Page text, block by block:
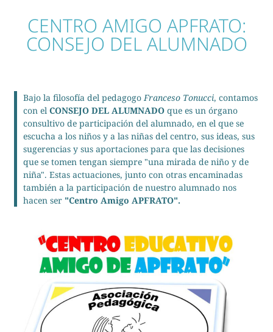
CENTRO AMIGO APFRATO:
CONSEJO DEL ALUMNADO
Bajo la filosofía del pedagogoFranceso Tonucci, contamos
con el CONSEJO DEL ALUMNADOque es un órgano
consultivo de participación del alumnado, en el que se
escucha a los niños y a las niñas del centro, sus ideas, sus
sugerencias y sus aportaciones para que las decisiones
que se tomen tengan siempre "una mirada de niño y de
niña". Estas actuaciones, junto con otras encaminadas
también a la participación de nuestro alumnado nos
hacen ser "Centro Amigo APFRATO".